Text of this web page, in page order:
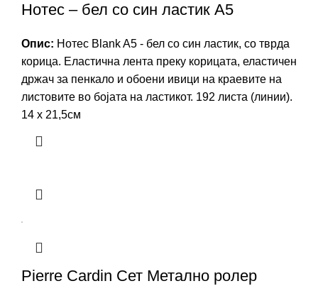
Нотес – бел со син ластик A5
Опис: Нотес Blank A5 - бел со син ластик, со тврда
корица. Еластична лента преку корицата, еластичен
држач за пенкало и обоени ивици на краевите на
листовите во бојата на ластикот. 192 листа (линии).
14 х 21,5см
Pierre Cardin Сет Метално ролер